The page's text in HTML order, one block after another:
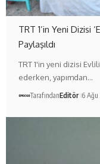
TRT 1’in Yeni Dizisi
Paylaşıldı
TRT 1'in yeni dizisi
ederken, yapımdan…
TarafındanEditör 6 Ağu